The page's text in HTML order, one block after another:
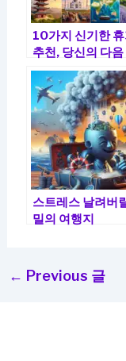
10가지 신기한
추천, 당신의 다음
지는?
스트레스 날려버
밀의 여행지
← Previous 글